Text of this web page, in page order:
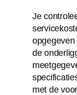
Je
de
met de